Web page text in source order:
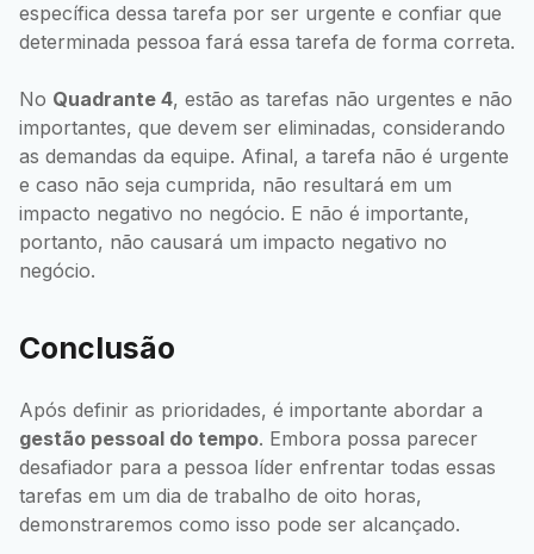
específica dessa tarefa por ser urgente e confiar que
determinada pessoa fará essa tarefa de forma correta.
No Quadrante 4, estão as tarefas não urgentes e não
importantes, que devem ser eliminadas, considerando
as demandas da equipe. Afinal, a tarefa não é urgente
e caso não seja cumprida, não resultará em um
impacto negativo no negócio. E não é importante,
portanto, não causará um impacto negativo no
negócio.
Conclusão
Após definir as prioridades, é importante abordar a
gestão pessoal do tempo. Embora possa parecer
desafiador para a pessoa líder enfrentar todas essas
tarefas em um dia de trabalho de oito horas,
demonstraremos como isso pode ser alcançado.